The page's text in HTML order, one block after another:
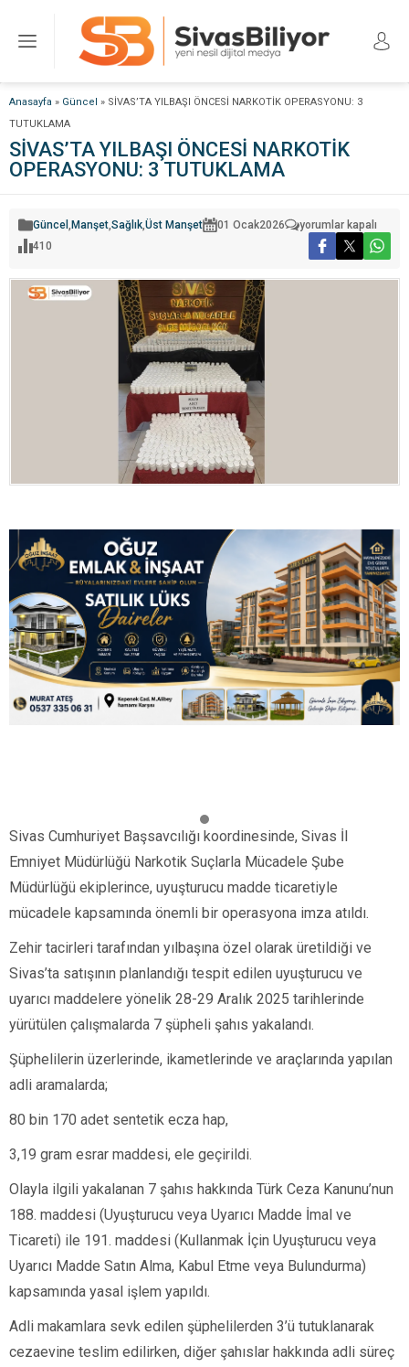
Anasayfa » Güncel » SİVAS’TA YILBAŞI ÖNCESİ NARKOTİK OPERASYONU: 3
TUTUKLAMA
SİVAS’TA YILBAŞI ÖNCESİ NARKOTİK
OPERASYONU: 3 TUTUKLAMA
Güncel , Manşet,Sağlık,Üst Manşet 01 Ocak2026
SİVAS’TA
YILBAŞI
ÖNCESİ
NARKOTİK
OPERASYONU:
yorumlar kapalı
410
Sivas Cumhuriyet Başsavcılığı koordinesinde, Sivas İl
Emniyet Müdürlüğü Narkotik Suçlarla Mücadele Şube
Müdürlüğü ekiplerince, uyuşturucu madde ticaretiyle
mücadele kapsamında önemli bir operasyona imza atıldı.
Zehir tacirleri tarafından yılbaşına özel olarak üretildiği ve
Sivas’ta satışının planlandığı tespit edilen uyuşturucu ve
uyarıcı maddelere yönelik 28-29 Aralık 2025 tarihlerinde
yürütülen çalışmalarda 7 şüpheli şahıs yakalandı.
Şüphelilerin üzerlerinde, ikametlerinde ve araçlarında yapılan
adli aramalarda;
80 bin 170 adet sentetik ecza hap,
3,19 gram esrar maddesi, ele geçirildi.
Olayla ilgili yakalanan 7 şahıs hakkında Türk Ceza Kanunu’nun
188. maddesi (Uyuşturucu veya Uyarıcı Madde İmal ve
Ticareti) ile 191. maddesi (Kullanmak İçin Uyuşturucu veya
Uyarıcı Madde Satın Alma, Kabul Etme veya Bulundurma)
kapsamında yasal işlem yapıldı.
Adli makamlara sevk edilen şüphelilerden 3’ü tutuklanarak
cezaevine teslim edilirken, diğer şahıslar hakkında adli süreç